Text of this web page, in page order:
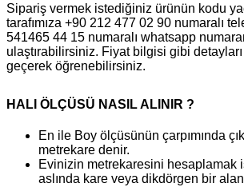
Sipariş vermek istediğiniz ürünün kodu
tarafımıza +90 212 477 02 90 numaralı
541465 44 15 numaralı whatsapp
ulaştırabilirsiniz. Fiyat bilgisi gibi
geçerek öğrenebilirsiniz.
HALI ÖLÇÜSÜ NASIL ALINIR ?
En ile Boy ölçüsünün çarpımında
metrekare denir.
Evinizin metrekaresini hesaplamak
aslında kare veya dikdörgen bir